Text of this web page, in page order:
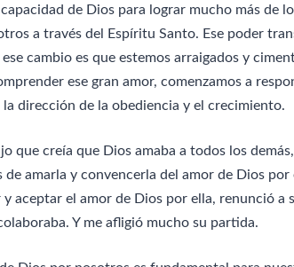
de Dios para lograr mucho más de
a través del Espíritu Santo. Ese poder
cambio es que estemos arraigados y
ese gran amor, comenzamos a
dirección de la obediencia y el crecimiento.
que creía que Dios amaba a todos los
de amarla y convencerla del amor de Dios
aceptar el amor de Dios por ella, renunció a
Y me afligió mucho su partida.